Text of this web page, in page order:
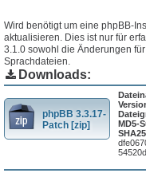
Wird benötigt um eine phpBB-
aktualisieren. Dies ist nur für
3.1.0 sowohl die Änderungen
Sprachdateien.
Downloads:
phpBB 3.3.17-
Patch [zip]
MD5-